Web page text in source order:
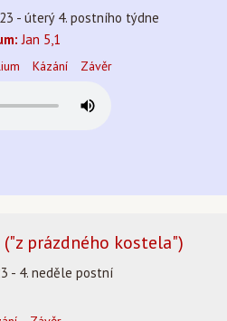
- úterý 4. postního týdne
Jan 5,1
Kázání Závěr
prázdného kostela")
- 4. neděle postní